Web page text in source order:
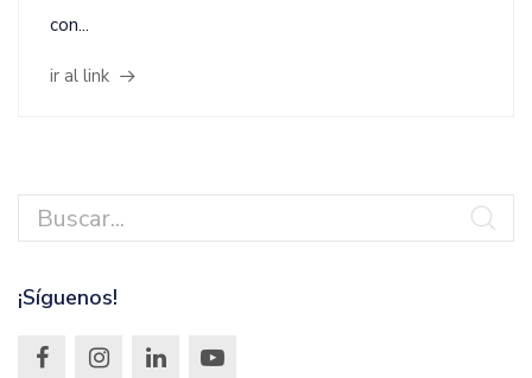
con...
ir al link
¡Síguenos!